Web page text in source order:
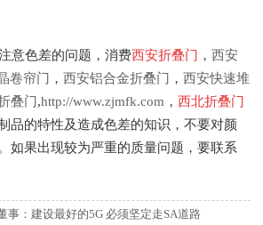
意色差的问题，消费西安折叠门 ，西安
卷帘门 ，西安铝合金折叠门 ，西安快速堆
叠门,http://www.zjmfk.com ，西北折叠门
品的特性及造成色差的知识，不要对颜
如果出现较为严重的质量问题，要联系
事：建设最好的5G 必须坚定走SA道路